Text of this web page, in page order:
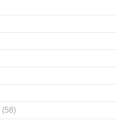
(58)